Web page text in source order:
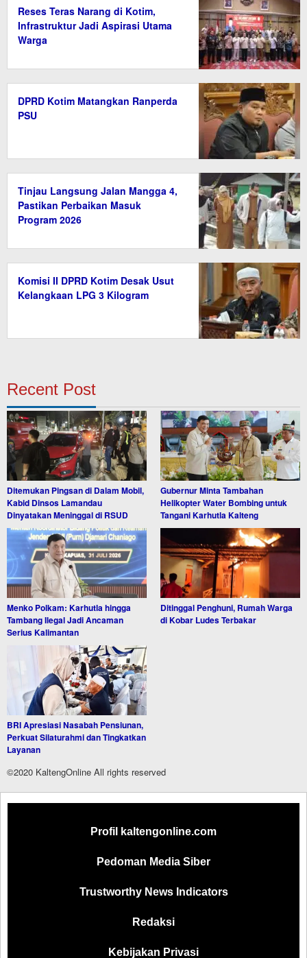
Reses Teras Narang di Kotim,
Infrastruktur Jadi Aspirasi Utama
Warga
DPRD Kotim Matangkan Ranperda
PSU
Tinjau Langsung Jalan Mangga 4,
Pastikan Perbaikan Masuk
Program 2026
Komisi II DPRD Kotim Desak Usut
Kelangkaan LPG 3 Kilogram
Recent Post
Ditemukan Pingsan di Dalam Mobil,
Kabid Dinsos Lamandau
Dinyatakan Meninggal di RSUD
Gubernur Minta Tambahan
Helikopter Water Bombing untuk
Tangani Karhutla Kalteng
Menko Polkam: Karhutla hingga
Tambang Ilegal Jadi Ancaman
Serius Kalimantan
Ditinggal Penghuni, Rumah Warga
di Kobar Ludes Terbakar
BRI Apresiasi Nasabah Pensiunan,
Perkuat Silaturahmi dan Tingkatkan
Layanan
©2020 KaltengOnline All rights reserved
Profil kaltengonline.com
Pedoman Media Siber
Trustworthy News Indicators
Redaksi
Kebijakan Privasi